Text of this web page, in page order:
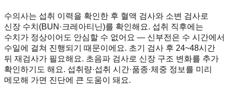
수의사는 섭취 이력을 확인한 후 혈액 검사와 소변 검사로
신장 수치(BUN·크레아티닌)를 확인해요. 섭취 직후에는
수치가 정상이어도 안심할 수 없어요 — 신부전은 수 시간에서
수일에 걸쳐 진행되기 때문이에요. 초기 검사 후 24~48시간
뒤 재검사가 필요해요. 초음파 검사로 신장 구조 변화를 추가
확인하기도 해요. 섭취량·섭취 시간·품종·체중 정보를 미리
메모해 가면 진단에 큰 도움이 돼요.